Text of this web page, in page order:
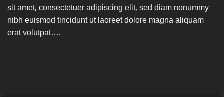
sit amet, consectetuer adipiscing elit, sed diam nonummy
nibh euismod tincidunt ut laoreet dolore magna aliquam
erat volutpat….